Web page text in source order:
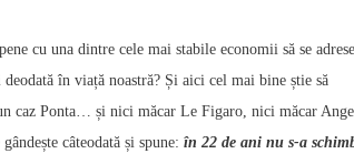
cu una dintre cele mai stabile economii să se
în viață noastră? Și aici cel mai bine știe să
caz Ponta… și nici măcar Le Figaro, nici măcar
câteodată și spune: în 22 de ani nu s-a